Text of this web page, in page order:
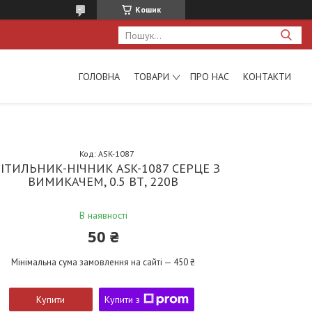
Кошик
ГОЛОВНА ТОВАРИ ПРО НАС КОНТАКТИ
НІЧНИК ASK-1087 СЕРЦЕ З
ВИМИКАЧЕМ, 0.5 ВТ, 220В
В наявності
Код: ASK-1087
50 ₴
Мінімальна сума замовлення на сайті — 450 ₴
Купити Купити з